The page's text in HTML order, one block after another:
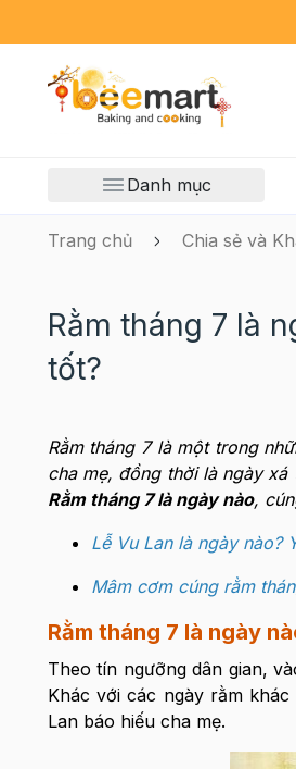
Danh mục
Trang chủ Chia sẻ và
Rằm tháng 7 là
tốt?
Rằm tháng 7 là một trong
cha mẹ, đồng thời là ngày
Rằm tháng 7 là ngày nào,
Lễ Vu Lan là ngày nào?
Mâm cơm cúng rằm
Rằm tháng 7 là ngày
Theo tín ngưỡng dân gian,
Khác với các ngày rằm
Lan báo hiếu cha mẹ.